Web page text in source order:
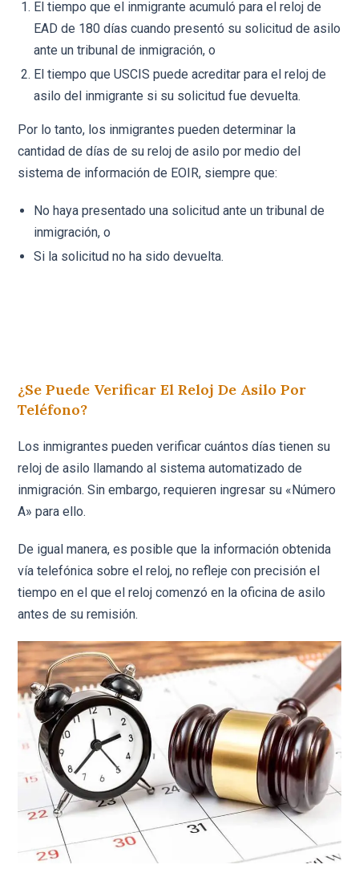
El tiempo que el inmigrante acumuló para el reloj de
EAD de 180 días cuando presentó su solicitud de asilo
ante un tribunal de inmigración, o
El tiempo que USCIS puede acreditar para el reloj de
asilo del inmigrante si su solicitud fue devuelta.
Por lo tanto, los inmigrantes pueden determinar la
cantidad de días de su reloj de asilo por medio del
sistema de información de EOIR, siempre que:
No haya presentado una solicitud ante un tribunal de
inmigración, o
Si la solicitud no ha sido devuelta.
¿Se Puede Verificar El Reloj De Asilo Por
Teléfono?
Los inmigrantes pueden verificar cuántos días tienen su
reloj de asilo llamando al sistema automatizado de
inmigración. Sin embargo, requieren ingresar su «Número
A» para ello.
De igual manera, es posible que la información obtenida
vía telefónica sobre el reloj, no refleje con precisión el
tiempo en el que el reloj comenzó en la oficina de asilo
antes de su remisión.